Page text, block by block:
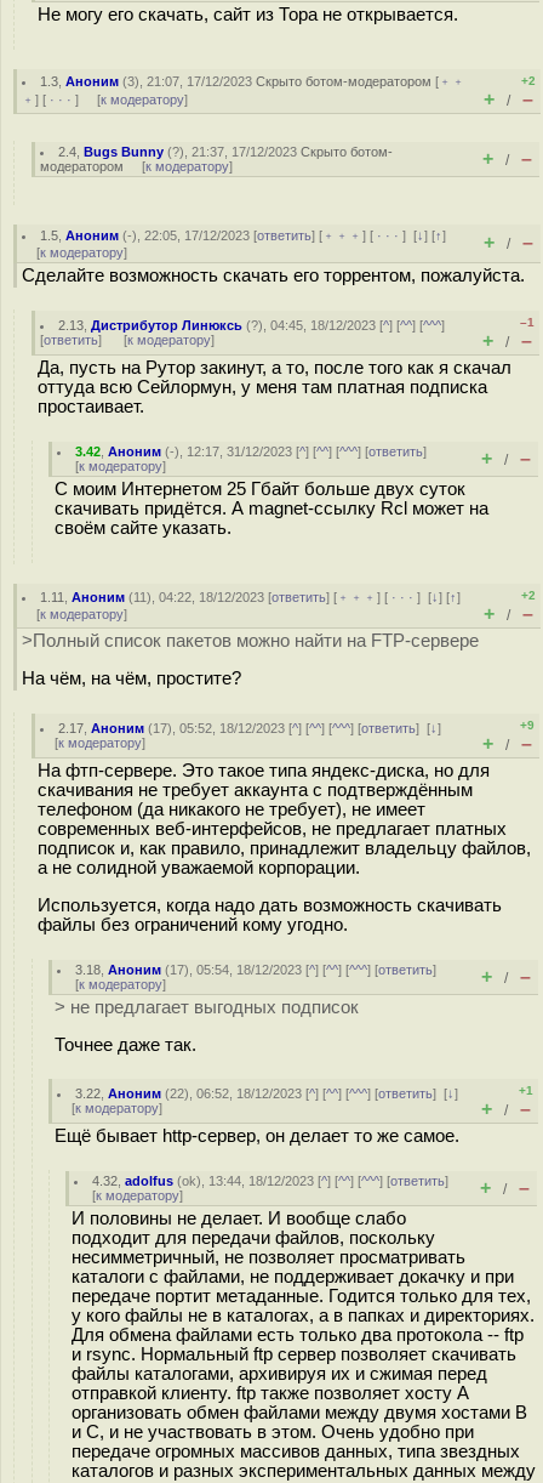
Не могу его скачать, сайт из Тора не открывается.
1.3 ,Аноним (3), 21:07, 17/12/2023Скрыто ботом-модератором [ ﹢﹢
﹢ ] [ · · · ] [к модератору]
+2
+ / –
2.4 ,Bugs Bunny (?), 21:37, 17/12/2023Скрыто ботом-
модератором [к модератору] + / –
1.5 ,Аноним (-), 22:05, 17/12/2023 [ответить] [ ﹢﹢﹢] [ · · ·][↓] [↑]
[к модератору] + / –
Сделайте возможность скачать его торрентом, пожалуйста.
2.13 ,Дистрибутор Линюксь (?), 04:45, 18/12/2023 [^] [^^] [^^^]
[ответить] [к модератору]
–1
+ / –
Да, пусть на Рутор закинут, а то, после того как я скачал
оттуда всю Сейлормун, у меня там платная подписка
простаивает.
3.42 ,Аноним (-), 12:17, 31/12/2023 [^] [^^] [^^^] [ответить]
[к модератору] + / –
С моим Интернетом 25 Гбайт больше двух суток
скачивать придётся. А magnet-ссылку Rcl может на
своём сайте указать.
1.11 ,Аноним (11), 04:22, 18/12/2023 [ответить] [ ﹢﹢﹢] [ · · ·][↓] [↑]
[к модератору]
+2
+ / –
>Полный список пакетов можно найти на FTP-сервере
На чём, на чём, простите?
2.17 ,Аноним (17), 05:52, 18/12/2023 [^] [^^] [^^^] [ответить][↓]
[к модератору]
+9
+ / –
На фтп-сервере. Это такое типа яндекс-диска, но для
скачивания не требует аккаунта с подтверждённым
телефоном (да никакого не требует), не имеет
современных веб-интерфейсов, не предлагает платных
подписок и, как правило, принадлежит владельцу файлов,
а не солидной уважаемой корпорации.
Используется, когда надо дать возможность скачивать
файлы без ограничений кому угодно.
3.18 ,Аноним (17), 05:54, 18/12/2023 [^] [^^] [^^^] [ответить]
[к модератору] + / –
> не предлагает выгодных подписок
Точнее даже так.
3.22 ,Аноним (22), 06:52, 18/12/2023 [^] [^^] [^^^] [ответить][↓]
[к модератору]
+1
+ / –
Ещё бывает http-сервер, он делает то же самое.
4.32 ,adolfus (ok), 13:44, 18/12/2023 [^] [^^] [^^^] [ответить]
[к модератору] + / –
И половины не делает. И вообще слабо
подходит для передачи файлов, поскольку
несимметричный, не позволяет просматривать
каталоги с файлами, не поддерживает докачку и при
передаче портит метаданные. Годится только для тех,
у кого файлы не в каталогах, а в папках и директориях.
Для обмена файлами есть только два протокола -- ftp
и rsync. Нормальный ftp сервер позволяет скачивать
файлы каталогами, архивируя их и сжимая перед
отправкой клиенту. ftp также позволяет хосту А
организовать обмен файлами между двумя хостами B
и C, и не участвовать в этом. Очень удобно при
передаче огромных массивов данных, типа звездных
каталогов и разных экспериментальных данных между